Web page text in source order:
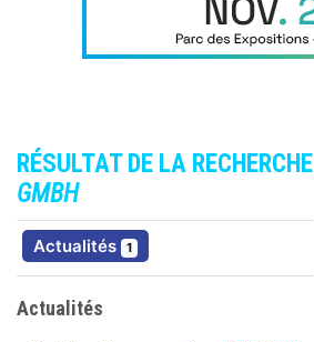
RÉSULTAT DE LA RECHERCHE
GMBH
Actualités 1 résultats
Actualités